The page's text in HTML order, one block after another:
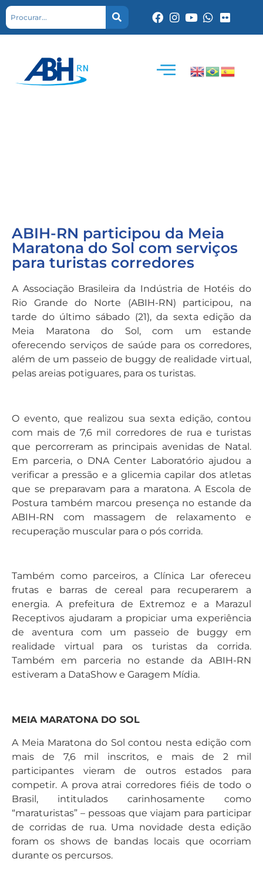
ABIH-RN participou da Meia
Maratona do Sol com serviços
para turistas corredores
A Associação Brasileira da Indústria de Hotéis do
Rio Grande do Norte (ABIH-RN) participou, na
tarde do último sábado (21), da sexta edição da
Meia Maratona do Sol, com um estande
oferecendo serviços de saúde para os corredores,
além de um passeio de buggy de realidade virtual,
pelas areias potiguares, para os turistas.
O evento, que realizou sua sexta edição, contou
com mais de 7,6 mil corredores de rua e turistas
que percorreram as principais avenidas de Natal.
Em parceria, o DNA Center Laboratório ajudou a
verificar a pressão e a glicemia capilar dos atletas
que se preparavam para a maratona. A Escola de
Postura também marcou presença no estande da
ABIH-RN com massagem de relaxamento e
recuperação muscular para o pós corrida.
Também como parceiros, a Clínica Lar ofereceu
frutas e barras de cereal para recuperarem a
energia. A prefeitura de Extremoz e a Marazul
Receptivos ajudaram a propiciar uma experiência
de aventura com um passeio de buggy em
realidade virtual para os turistas da corrida.
Também em parceria no estande da ABIH-RN
estiveram a DataShow e Garagem Mídia.
MEIA MARATONA DO SOL
A Meia Maratona do Sol contou nesta edição com
mais de 7,6 mil inscritos, e mais de 2 mil
participantes vieram de outros estados para
competir. A prova atrai corredores fiéis de todo o
Brasil, intitulados carinhosamente como
“maraturistas” – pessoas que viajam para participar
de corridas de rua. Uma novidade desta edição
foram os shows de bandas locais que ocorriam
durante os percursos.